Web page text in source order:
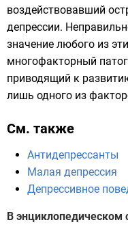
воздействовавший
депрессии.
значение любого из
многофакторный
приводящий к
лишь одного из
См. также
Антидепрессанты
Малая депрессия
Депрессивное
В энциклопедическом